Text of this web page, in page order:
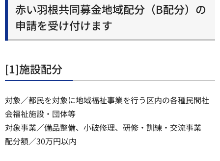
赤い羽根共同募金地域配分（B配分）の
申請を受け付けます
[1]施設配分
対象／都民を対象に地域福祉事業を行う区内の各種民間社
会福祉施設・団体等
対象事業／備品整備、小破修理、研修・訓練・交流事業
配分額／30万円以内